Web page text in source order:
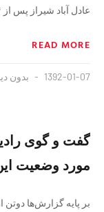
عادل آباد شیراز پس از ۶۴ روز
READ MORE
1392-01-07 بدون
گفت و گوی
مورد وضعیت
بر پایه گزارش‌ها دوتن